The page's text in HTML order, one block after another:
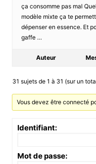
ça consomme pas mal
modèle mixte ça te
dépenser en essence. Et
gaffe …
Auteur
31 sujets de 1 à 31 (sur un
Vous devez être connecté
Identifiant:
Mot de passe: